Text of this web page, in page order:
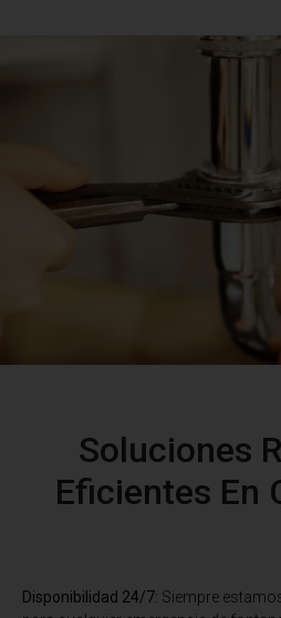
Soluciones
Eficientes En
Disponibilidad 24/7: Siempre